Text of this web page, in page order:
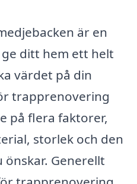
är en
ditt hem ett helt
värdet på din
trapprenovering
på flera faktorer,
storlek och den
Generellt